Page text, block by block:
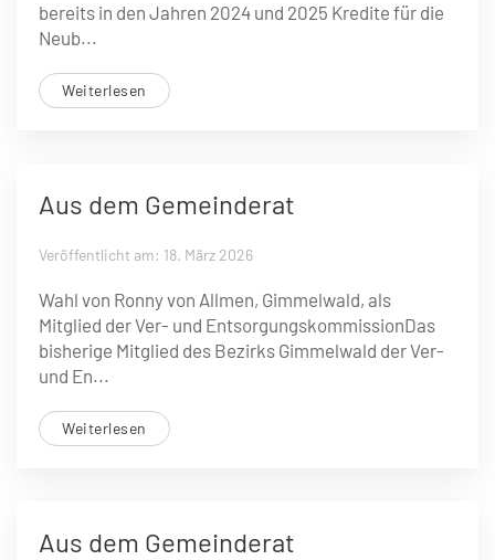
bereits in den Jahren 2024 und 2025 Kredite für die
Neub...
Weiterlesen
Aus dem Gemeinderat
Veröffentlicht am: 18. März 2026
Wahl von Ronny von Allmen, Gimmelwald, als
Mitglied der Ver- und EntsorgungskommissionDas
bisherige Mitglied des Bezirks Gimmelwald der Ver-
und En...
Weiterlesen
Aus dem Gemeinderat